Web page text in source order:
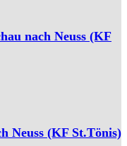
nach Neuss (KF
Neuss (KF St.Tönis)